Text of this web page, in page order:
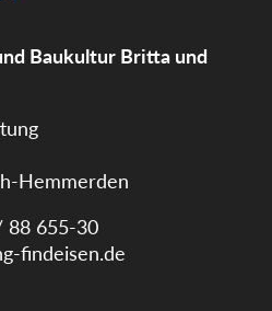
Baukultur Britta und
Hemmerden
88 655-30
findeisen.de